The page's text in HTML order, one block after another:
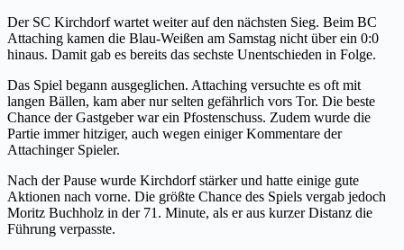
Der SC Kirchdorf wartet weiter auf den nächsten Sieg. Beim BC
Attaching kamen die Blau-Weißen am Samstag nicht über ein 0:0
hinaus. Damit gab es bereits das sechste Unentschieden in Folge.
Das Spiel begann ausgeglichen. Attaching versuchte es oft mit
langen Bällen, kam aber nur selten gefährlich vors Tor. Die beste
Chance der Gastgeber war ein Pfostenschuss. Zudem wurde die
Partie immer hitziger, auch wegen einiger Kommentare der
Attachinger Spieler.
Nach der Pause wurde Kirchdorf stärker und hatte einige gute
Aktionen nach vorne. Die größte Chance des Spiels vergab jedoch
Moritz Buchholz in der 71. Minute, als er aus kurzer Distanz die
Führung verpasste.